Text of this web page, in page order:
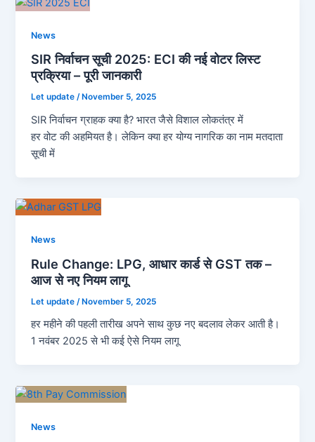
News
SIR निर्वाचन सूची 2025: ECI की नई वोटर लिस्ट
प्रक्रिया – पूरी जानकारी
Let update/ November 5, 2025
SIR निर्वाचन ग्राहक क्या है? भारत जैसे विशाल लोकतंत्र में
हर वोट की अहमियत है। लेकिन क्या हर योग्य नागरिक का नाम मतदाता
सूची में
News
Rule Change: LPG, आधार कार्ड से GST तक –
आज से नए नियम लागू
Let update /November 5, 2025
हर महीने की पहली तारीख अपने साथ कुछ नए बदलाव लेकर आती है।
1 नवंबर 2025 से भी कई ऐसे नियम लागू
News